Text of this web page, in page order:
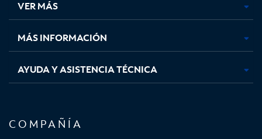
pestaña
nueva
pestaña
nueva
pestaña
nuevanueva
VER MÁS
MÁS INFORMACIÓN
AYUDA Y ASISTENCIA TÉCNICA
COMPAÑÍA